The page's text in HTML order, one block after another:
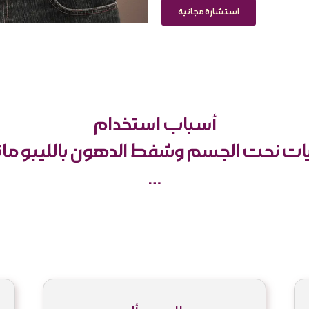
استشارة مجانية
أسباب استخدام
نحت الجسم وشفط الدهون بالليبو
…